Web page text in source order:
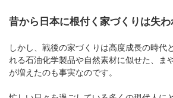
昔から日本に根付く家づくりは失わ
しかし、戦後の家づくりは高度成長の時代
れる石油化学製品や自然素材に似せた、ま
が増えたのも事実なのです。